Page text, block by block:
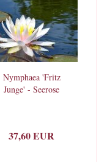
Nymphaea 'Fritz
Junge' - Seerose
37,60 EUR